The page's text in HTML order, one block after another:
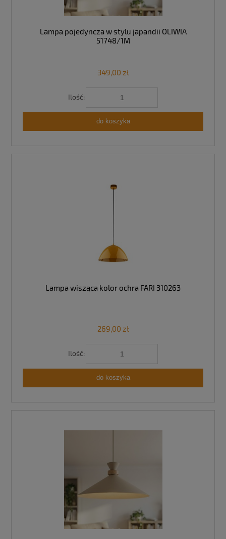
Lampa pojedyncza w stylu japandii OLIWIA
51748/1M
349,00 zł
Ilość:
do koszyka
Lampa wisząca kolor ochra FARI 310263
269,00 zł
Ilość:
do koszyka